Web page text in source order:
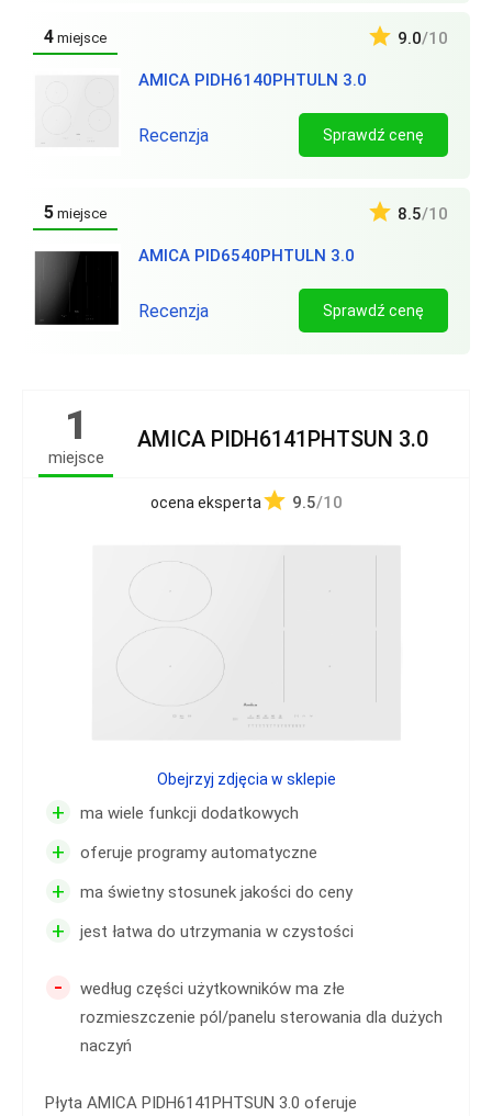
4 miejsce
AMICA PIDH6140PHTULN 3.0
9.0/10
Recenzja Sprawdź cenę
5 miejsce
AMICA PID6540PHTULN 3.0
8.5/10
Recenzja Sprawdź cenę
1
miejsce
AMICA PIDH6141PHTSUN 3.0
ocena eksperta 9.5/10
+ ma wiele funkcji dodatkowych
+ oferuje programy automatyczne
+ ma świetny stosunek jakości do ceny
+ jest łatwa do utrzymania w czystości
-
według części użytkowników ma złe
rozmieszczenie pól/panelu sterowania dla dużych
naczyń
Płyta AMICA PIDH6141PHTSUN 3.0 oferuje
Obejrzyj zdjęcia w sklepie